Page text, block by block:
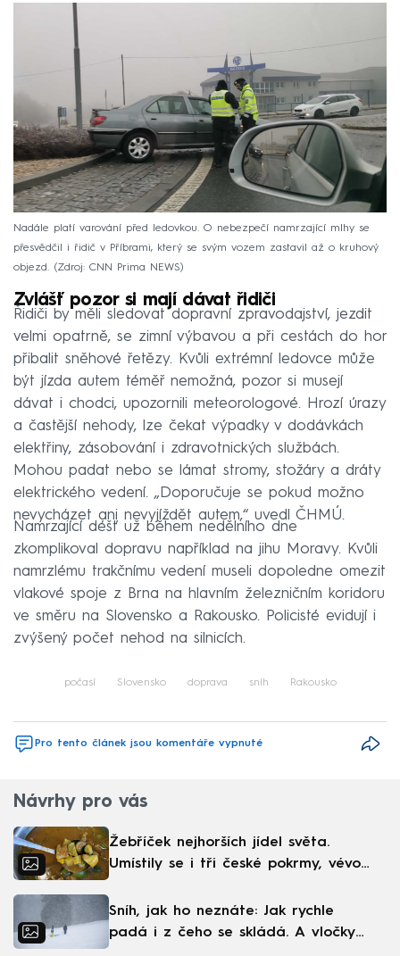
Nadále platí varování před ledovkou. O nebezpečí namrzající mlhy se
přesvědčil i řidič v Příbrami, který se svým vozem zastavil až o kruhový
objezd.
Zdroj: CNN Prima NEWS
Zvlášť pozor si mají dávat řidiči
Řidiči by měli sledovat dopravní zpravodajství, jezdit
velmi opatrně, se zimní výbavou a při cestách do hor
přibalit sněhové řetězy. Kvůli extrémní ledovce může
být jízda autem téměř nemožná, pozor si musejí
dávat i chodci, upozornili meteorologové. Hrozí úrazy
a častější nehody, lze čekat výpadky v dodávkách
elektřiny, zásobování i zdravotnických službách.
Mohou padat nebo se lámat stromy, stožáry a dráty
elektrického vedení. „Doporučuje se pokud možno
nevycházet ani nevyjíždět autem,“ uvedl ČHMÚ.
Namrzající déšť už během nedělního dne
zkomplikoval dopravu například na jihu Moravy. Kvůli
namrzlému trakčnímu vedení museli dopoledne omezit
vlakové spoje z Brna na hlavním železničním koridoru
ve směru na Slovensko a Rakousko. Policisté evidují i
zvýšený počet nehod na silnicích.
počasí Slovensko doprava sníh Rakousko
Pro tento článek jsou komentáře vypnuté
Návrhy pro vás
Žebříček nejhorších jídel světa.
Umístily se i tři české pokrmy, vévodí
Sníh, jak ho neznáte: Jak rychle
padá i z čeho se skládá. A vločky